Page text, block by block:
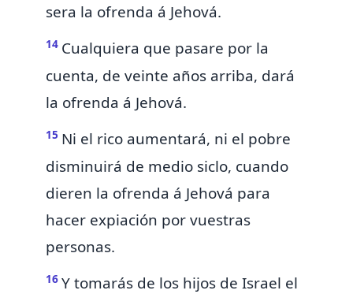
sera la ofrenda á Jehová.
14 Cualquiera que pasare por la
cuenta, de veinte años arriba, dará
la ofrenda á Jehová.
15 Ni el rico aumentará, ni el pobre
disminuirá de medio siclo, cuando
dieren la ofrenda á Jehová para
hacer expiación por vuestras
personas.
16 Y tomarás de los hijos de Israel el